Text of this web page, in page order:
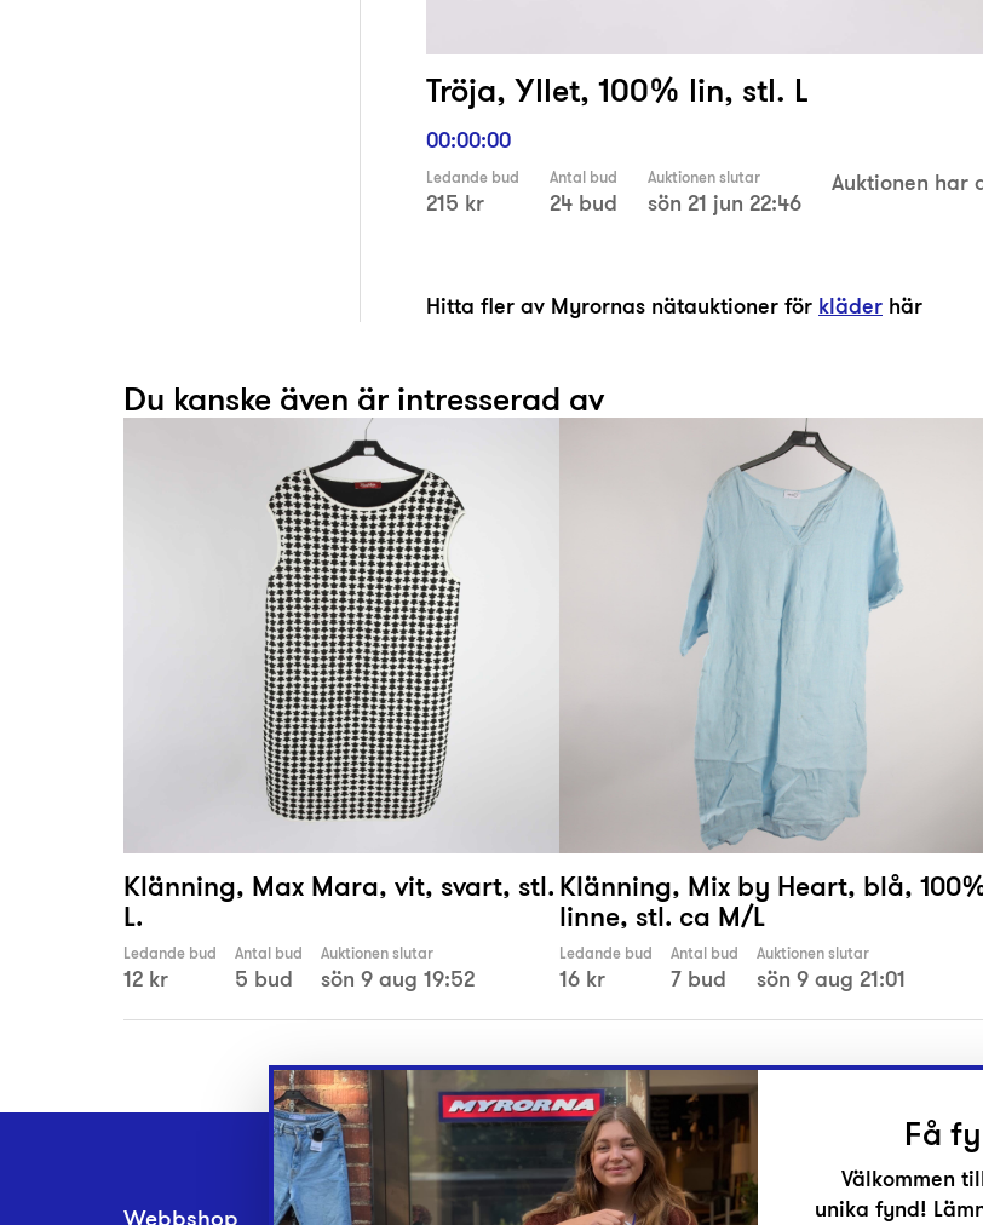
Tröja, Yllet, 100% lin, stl. L
00:00:00
Ledande bud
215 kr
Antal bud
24 bud
Auktionen slutar
sön 21 jun 22:46
Auktionen har
Hitta fler av Myrornas nätauktioner för kläder här
Du kanske även är intresserad av
Klänning, Max Mara, vit, svart, stl.
L.
Ledande bud
12 kr
Antal bud
5 bud
Auktionen slutar
sön 9 aug 19:52
Klänning, Mix by Heart, blå,
linne, stl. ca M/L
Ledande bud
16 kr
Antal bud
7 bud
Auktionen slutar
sön 9 aug 21:01
Få
Välkommen
unika fynd!